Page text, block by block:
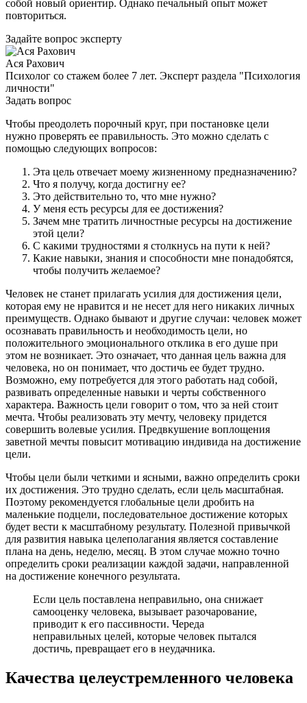
собой новый ориентир. Однако печальный опыт может
повториться.
Задайте вопрос эксперту
Ася Рахович
Психолог со стажем более 7 лет. Эксперт раздела "Психология
личности"
Задать вопрос
Чтобы преодолеть порочный круг, при постановке цели
нужно проверять ее правильность. Это можно сделать с
помощью следующих вопросов:
Эта цель отвечает моему жизненному предназначению?
Что я получу, когда достигну ее?
Это действительно то, что мне нужно?
У меня есть ресурсы для ее достижения?
Зачем мне тратить личностные ресурсы на достижение
этой цели?
С какими трудностями я столкнусь на пути к ней?
Какие навыки, знания и способности мне понадобятся,
чтобы получить желаемое?
Человек не станет прилагать усилия для достижения цели,
которая ему не нравится и не несет для него никаких личных
преимуществ. Однако бывают и другие случаи: человек может
осознавать правильность и необходимость цели, но
положительного эмоционального отклика в его душе при
этом не возникает. Это означает, что данная цель важна для
человека, но он понимает, что достичь ее будет трудно.
Возможно, ему потребуется для этого работать над собой,
развивать определенные навыки и черты собственного
характера. Важность цели говорит о том, что за ней стоит
мечта. Чтобы реализовать эту мечту, человеку придется
совершить волевые усилия. Предвкушение воплощения
заветной мечты повысит мотивацию индивида на достижение
цели.
Чтобы цели были четкими и ясными, важно определить сроки
их достижения. Это трудно сделать, если цель масштабная.
Поэтому рекомендуется глобальные цели дробить на
маленькие подцели, последовательное достижение которых
будет вести к масштабному результату. Полезной привычкой
для развития навыка целеполагания является составление
плана на день, неделю, месяц. В этом случае можно точно
определить сроки реализации каждой задачи, направленной
на достижение конечного результата.
Если цель поставлена неправильно, она снижает
самооценку человека, вызывает разочарование,
приводит к его пассивности. Череда
неправильных целей, которые человек пытался
достичь, превращает его в неудачника.
Качества целеустремленного человека